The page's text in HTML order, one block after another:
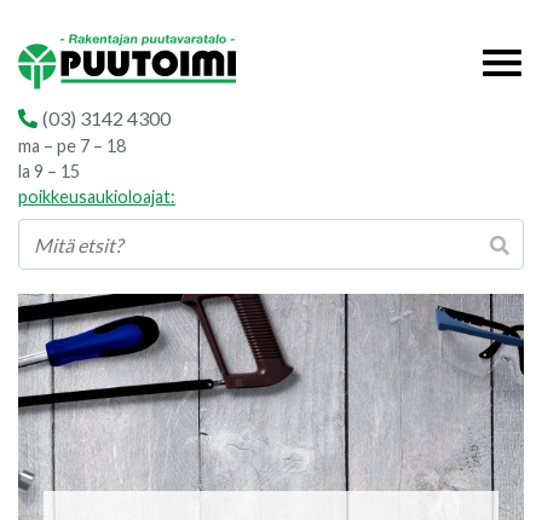
(03) 3142 4300
ma – pe 7 – 18
la 9 – 15
poikkeusaukioloajat: